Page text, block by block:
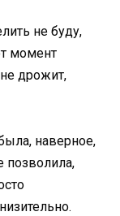
не буду,
момент
дрожит,
наверное,
позволила,